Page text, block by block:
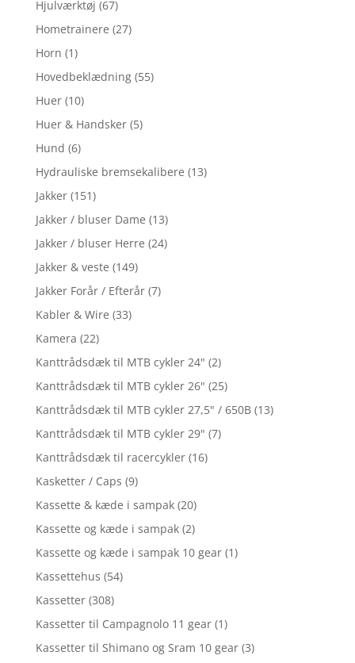
Hjulværktøj (67)
Hometrainere (27)
Horn (1)
Hovedbeklædning (55)
Huer (10)
Huer & Handsker (5)
Hund (6)
Hydrauliske bremsekalibere (13)
Jakker (151)
Jakker / bluser Dame (13)
Jakker / bluser Herre (24)
Jakker & veste (149)
Jakker Forår / Efterår (7)
Kabler & Wire (33)
Kamera (22)
Kanttrådsdæk til MTB cykler 24" (2)
Kanttrådsdæk til MTB cykler 26" (25)
Kanttrådsdæk til MTB cykler 27,5" / 650B (13)
Kanttrådsdæk til MTB cykler 29" (7)
Kanttrådsdæk til racercykler (16)
Kasketter / Caps (9)
Kassette & kæde i sampak (20)
Kassette og kæde i sampak (2)
Kassette og kæde i sampak 10 gear (1)
Kassettehus (54)
Kassetter (308)
Kassetter til Campagnolo 11 gear (1)
Kassetter til Shimano og Sram 10 gear (3)